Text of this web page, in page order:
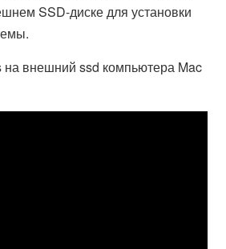
SSD-диске для установки
на внешний ssd компьютера Mac